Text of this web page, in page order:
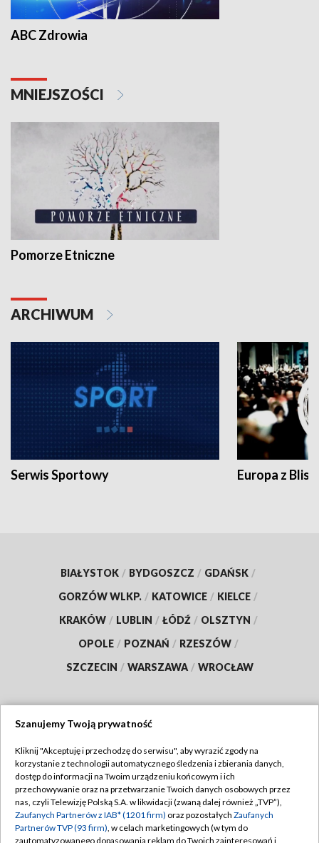
ABC Zdrowia
MNIEJSZOŚCI
Pomorze Etniczne
ARCHIWUM
Serwis Sportowy Europa z
BIAŁYSTOK / BYDGOSZCZ / GDAŃSK /
GORZÓW WLKP. / KATOWICE / KIELCE /
KRAKÓW / LUBLIN / ŁÓDŹ / OLSZTYN /
OPOLE / POZNAŃ / RZESZÓW /
SZCZECIN / WARSZAWA / WROCŁAW
TVP
Abonament TVP
Emisja w TVP
Centrum informacji TVP
Regulamin TVP
Polityka prywatności
Moje zgody
Szanujemy Twoją prywatność
Kliknij "Akceptuję i przechodzę do serwisu", aby wyrazić zgody na
korzystanie z technologii automatycznego śledzenia i zbierania danych,
dostęp do informacji na Twoim urządzeniu końcowym i ich
przechowywanie oraz na przetwarzanie Twoich danych osobowych przez
nas, czyli Telewizję Polską S.A. w likwidacji (zwaną dalej również „TVP”),
Zaufanych Partnerów z IAB* (1201 firm) oraz pozostałych Zaufanych
Partnerów TVP (93 firm), w celach marketingowych (w tym do
zautomatyzowanego dopasowania reklam do Twoich zainteresowań i